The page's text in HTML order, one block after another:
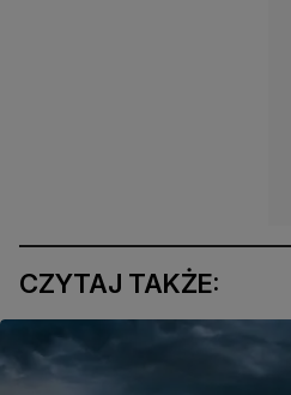
CZYTAJ TAKŻE: